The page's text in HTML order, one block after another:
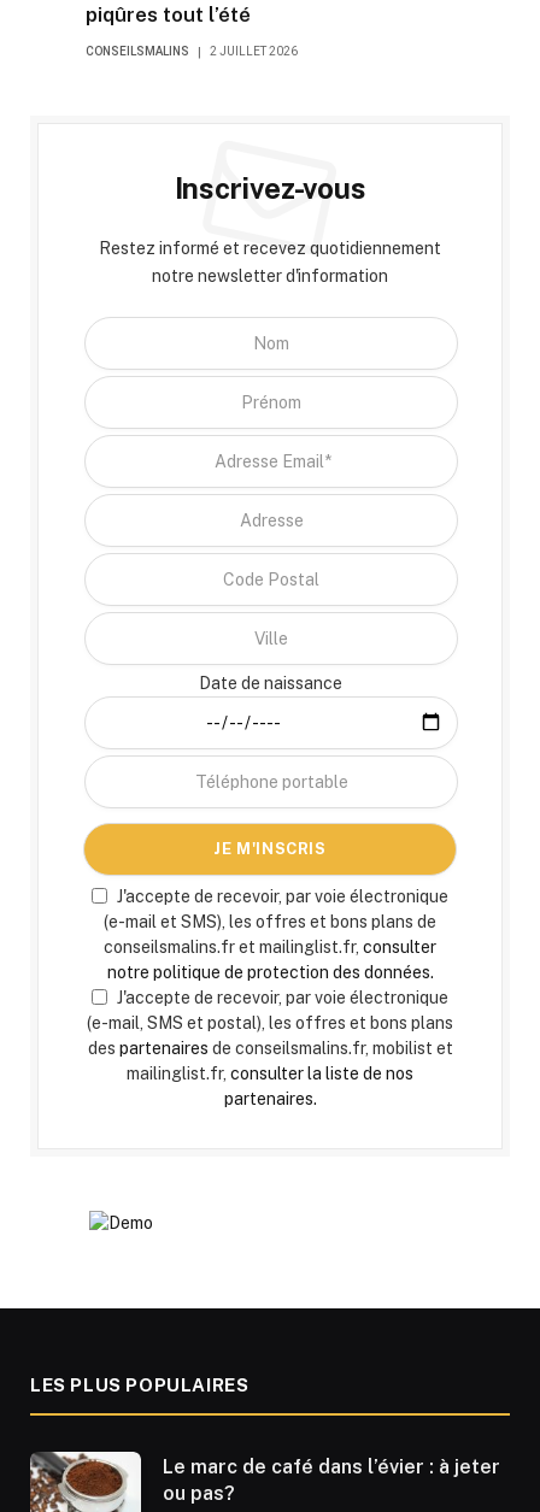
piqûres tout l’été
CONSEILSMALINS 2 JUILLET 2026
Inscrivez-vous
Restez informé et recevez quotidiennement
notre newsletter d'information
Date de naissance
J'accepte de recevoir, par voie électronique
(e-mail et SMS), les offres et bons plans de
conseilsmalins.fr et mailinglist.fr, consulter
notre politique de protection des données.
J'accepte de recevoir, par voie électronique
(e-mail, SMS et postal), les offres et bons plans
des partenaires de conseilsmalins.fr, mobilist et
mailinglist.fr, consulter la liste de nos
partenaires.
LES PLUS POPULAIRES
Le marc de café dans l’évier : à jeter
ou pas?